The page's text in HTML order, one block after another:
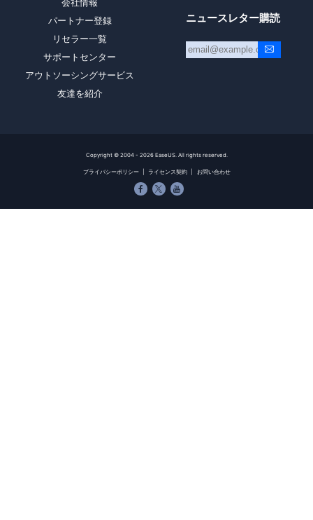
パートナー登録
リセラー一覧
サポートセンター
アウトソーシングサービス
友達を紹介
ニュースレター購読
Copyright © 2004 - 2026EaseUS. All rights reserved.
プライバシーポリシー ライセンス契約 お問い合わせ
  